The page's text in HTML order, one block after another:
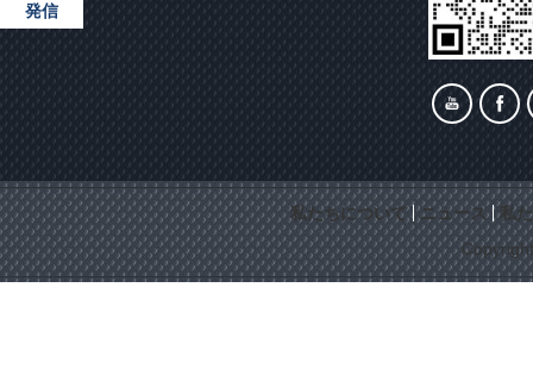
発信
私たちについて ニュース
私